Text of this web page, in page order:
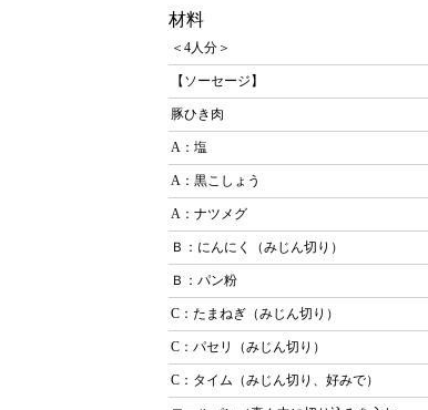
材料
＜4人分＞
【ソーセージ】
豚ひき肉
A：塩
A：黒こしょう
A：ナツメグ
Ｂ：にんにく（みじん切り）
Ｂ：パン粉
C：たまねぎ（みじん切り）
C：パセリ（みじん切り）
C：タイム（みじん切り、好みで）